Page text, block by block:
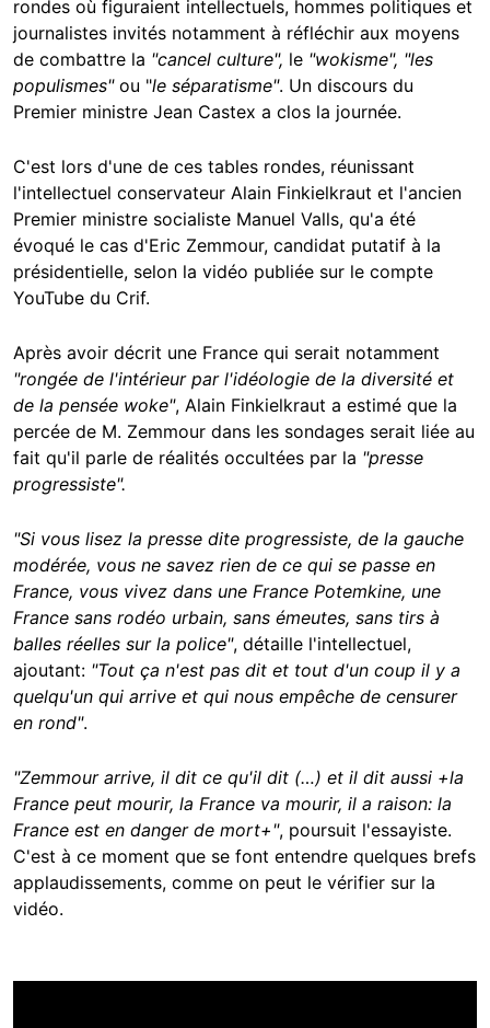
rondes où figuraient intellectuels, hommes politiques et
journalistes invités notamment à réfléchir aux moyens
de combattre la "cancel culture", le "wokisme", "les
populismes" ou "le séparatisme". Un discours du
Premier ministre Jean Castex a clos la journée.
C'est lors d'une de ces tables rondes, réunissant
l'intellectuel conservateur Alain Finkielkraut et l'ancien
Premier ministre socialiste Manuel Valls, qu'a été
évoqué le cas d'Eric Zemmour, candidat putatif à la
présidentielle, selon la vidéo publiée sur le compte
YouTube du Crif.
Après avoir décrit une France qui serait notamment
"rongée de l'intérieur par l'idéologie de la diversité et
de la pensée woke", Alain Finkielkraut a estimé que la
percée de M. Zemmour dans les sondages serait liée au
fait qu'il parle de réalités occultées par la "presse
progressiste".
"Si vous lisez la presse dite progressiste, de la gauche
modérée, vous ne savez rien de ce qui se passe en
France, vous vivez dans une France Potemkine, une
France sans rodéo urbain, sans émeutes, sans tirs à
balles réelles sur la police", détaille l'intellectuel,
ajoutant: "Tout ça n'est pas dit et tout d'un coup il y a
quelqu'un qui arrive et qui nous empêche de censurer
en rond".
"Zemmour arrive, il dit ce qu'il dit (…) et il dit aussi +la
France peut mourir, la France va mourir, il a raison: la
France est en danger de mort+", poursuit l'essayiste.
C'est à ce moment que se font entendre quelques brefs
applaudissements, comme on peut le vérifier sur la
vidéo.